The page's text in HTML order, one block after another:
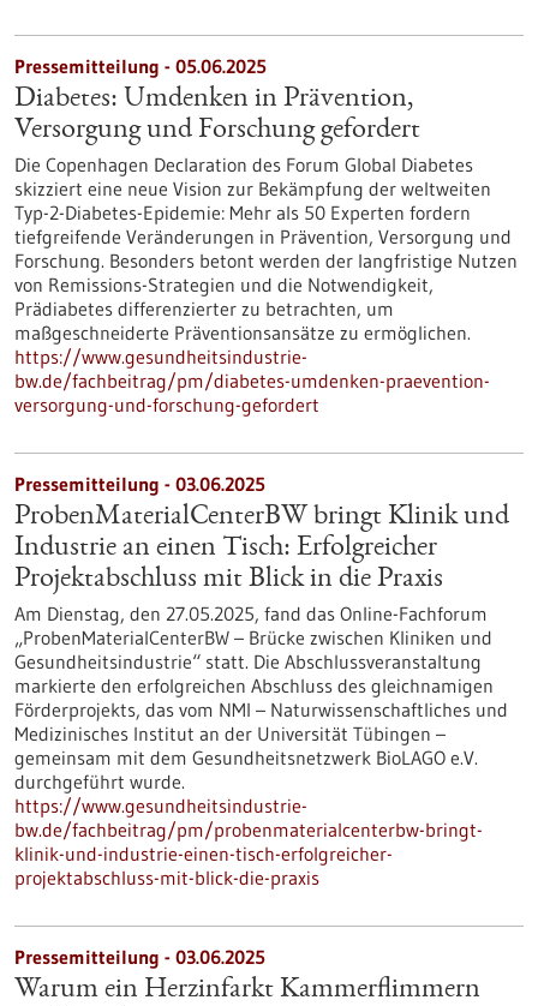
Pressemitteilung - 05.06.2025
Diabetes: Umdenken in Prävention,
Versorgung und Forschung gefordert
Die Copenhagen Declaration des Forum Global Diabetes
skizziert eine neue Vision zur Bekämpfung der weltweiten
Typ-2-Diabetes-Epidemie: Mehr als 50 Experten fordern
tiefgreifende Veränderungen in Prävention, Versorgung und
Forschung. Besonders betont werden der langfristige Nutzen
von Remissions-Strategien und die Notwendigkeit,
Prädiabetes differenzierter zu betrachten, um
maßgeschneiderte Präventionsansätze zu ermöglichen.
https://www.gesundheitsindustrie-
bw.de/fachbeitrag/pm/diabetes-umdenken-praevention-
versorgung-und-forschung-gefordert
Pressemitteilung - 03.06.2025
ProbenMaterialCenterBW bringt Klinik und
Industrie an einen Tisch: Erfolgreicher
Projektabschluss mit Blick in die Praxis
Am Dienstag, den 27.05.2025, fand das Online-Fachforum
„ProbenMaterialCenterBW – Brücke zwischen Kliniken und
Gesundheitsindustrie“ statt. Die Abschlussveranstaltung
markierte den erfolgreichen Abschluss des gleichnamigen
Förderprojekts, das vom NMI – Naturwissenschaftliches und
Medizinisches Institut an der Universität Tübingen –
gemeinsam mit dem Gesundheitsnetzwerk BioLAGO e.V.
durchgeführt wurde.
https://www.gesundheitsindustrie-
bw.de/fachbeitrag/pm/probenmaterialcenterbw-bringt-
klinik-und-industrie-einen-tisch-erfolgreicher-
projektabschluss-mit-blick-die-praxis
Pressemitteilung - 03.06.2025
Warum ein Herzinfarkt Kammerflimmern